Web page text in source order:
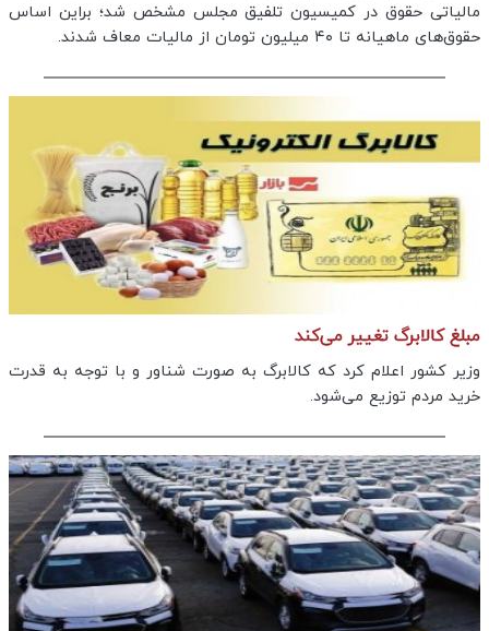
مالیاتی حقوق در کمیسیون تلفیق مجلس مشخص شد؛ براین اساس
حقوق‌های ماهیانه تا ۴۰ میلیون تومان از مالیات معاف شدند.
مبلغ کالابرگ تغییر می‌کند
وزیر کشور اعلام کرد که کالابرگ به صورت شناور و با توجه به قدرت
خرید مردم توزیع می‌شود.